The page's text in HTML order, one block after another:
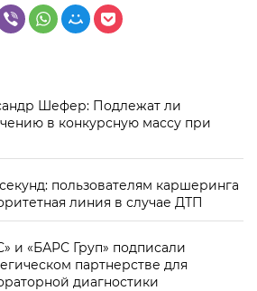
Шефер: Подлежат ли
в конкурсную массу при
пользователям каршеринга
линия в случае ДТП
и «БАРС Груп» подписали
партнерстве для
диагностики